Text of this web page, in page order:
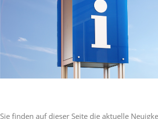
Sie finden auf dieser Seite die aktuelle